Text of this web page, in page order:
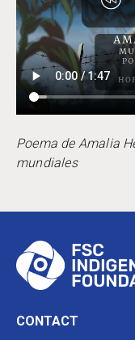
Poema de Amalia
mundiales
CONTACT